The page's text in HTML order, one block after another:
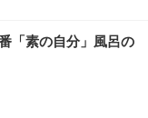
「素の自分」風呂の